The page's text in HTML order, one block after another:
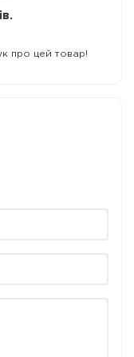
про цей товар!